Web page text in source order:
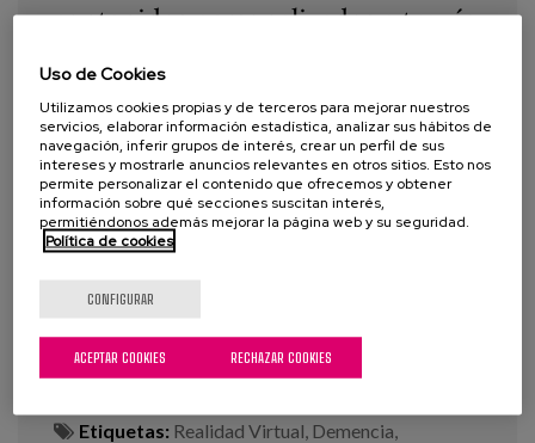
contenidos personalizados a través
bienestar y la implicación de
personas con demencia avanzada.
Un estudio cualitativo de 4 casos
Año: 2019
Autor:Buiza, C., Vidán A., García-Soler, A., Diaz-
Revista:Revista Española de Geriatría y
Gerontología Volume 54, Issue 6, November–
December 2019, Pages 361-362
Etiquetas: Realidad Virtual Demencia
Uso de Cookies
Utilizamos cookies propias y de terceros para mejorar nuestros
servicios, elaborar información estadística, analizar sus hábitos de
navegación, inferir grupos de interés, crear un perfil de sus
intereses y mostrarle anuncios relevantes en otros sitios. Esto nos
permite personalizar el contenido que ofrecemos y obtener
información sobre qué secciones suscitan interés,
permitiéndonos además mejorar la página web y su seguridad.
Política de cookies
CONFIGURAR
RECHAZAR COOKIES
ACEPTAR COOKIES